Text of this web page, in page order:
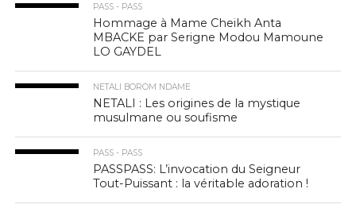
PASS - PASS
Hommage à Mame Cheikh Anta
MBACKE par Serigne Modou Mamoune
LO GAYDEL
NETALI BOROM NDAME
NETALI : Les origines de la mystique
musulmane ou soufisme
PASS - PASS
PASSPASS: L’invocation du Seigneur
Tout-Puissant : la véritable adoration !